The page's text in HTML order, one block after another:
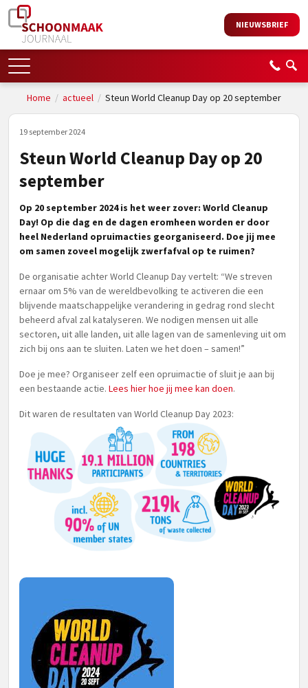
NIEUWSBRIEF
Home / actueel / Steun World Cleanup Day op 20 september
19 september 2024
Steun World Cleanup Day op 20
september
Op 20 september 2024 is het weer zover: World Cleanup
Day! Op die dag en de dagen eromheen worden er door
heel Nederland opruimacties georganiseerd. Doe jij mee
om samen zoveel mogelijk zwerfafval op te ruimen?
De organisatie achter World Cleanup Day vertelt: “We streven
ernaar om 5% van de wereldbevolking te activeren die een
blijvende maatschappelijke verandering in gedrag rond slecht
beheerd afval zal katalyseren. We nodigen mensen uit alle
sectoren, uit alle landen, uit alle lagen van de samenleving uit om
zich bij ons aan te sluiten. Laten we het doen – samen!”
Doe je mee? Organiseer zelf een opruimactie of sluit je aan bij
een bestaande actie. Lees hier hoe jij mee kan doen.
Dit waren de resultaten van World Cleanup Day 2023: